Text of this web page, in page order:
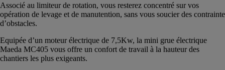
Associé au limiteur de rotation, vous resterez concentré sur vos
opération de levage et de manutention, sans vous soucier des contrainte
d’obstacles.
Equipée d’un moteur électrique de 7,5Kw, la mini grue électrique
Maeda MC405 vous offre un confort de travail à la hauteur des
chantiers les plus exigeants.